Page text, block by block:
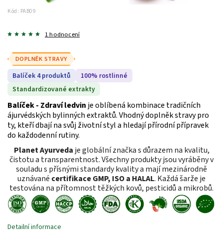
Kód: PAB09
1 hodnocení
DOPLNĚK STRAVY
Balíček 4 produktů
100% rostlinné
Standardizované extrakty
Balíček - Zdraví ledvin je oblíbená kombinace tradičních
ájurvédských bylinných extraktů. Vhodný doplněk stravy pro
ty, kteří dbají na svůj životní styl a hledají přírodní přípravek
do každodenní rutiny.
Planet Ayurveda je globální značka s důrazem na kvalitu,
čistotu a transparentnost. Všechny produkty jsou vyráběny v
souladu s přísnými standardy kvality a mají mezinárodně
uznávané certifikace GMP, ISO a HALAL. Každá šarže je
testována na přítomnost těžkých kovů, pesticidů a mikrobů.
Detailní informace